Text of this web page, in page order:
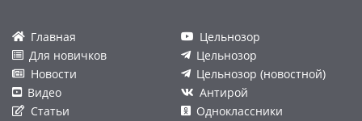
Главная
Для новичков
Новости
Видео
Статьи
Цельнозор
Цельнозор
Цельнозор (новостной)
Антирой
Одноклассники